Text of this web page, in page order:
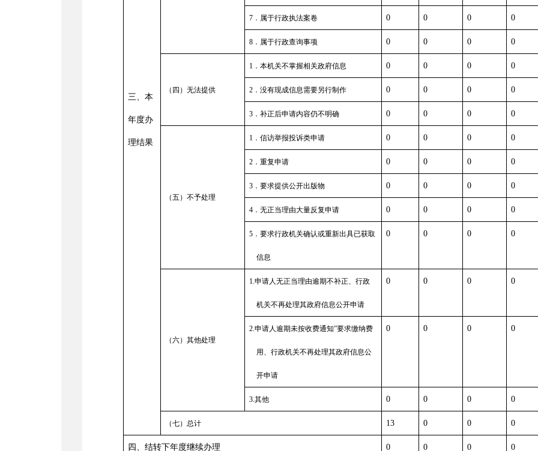
三、本
年度办
理结果
7 ．属于行政执法案卷 0 0 0 0
8 ．属于行政查询事项 0 0 0 0
（四）无法提供
1 ．本机关不掌握相关政府信息 0 0 0 0
2 ．没有现成信息需要另行制作 0 0 0 0
3 ．补正后申请内容仍不明确 0 0 0 0
（五）不予处理
1 ．信访举报投诉类申请 0 0 0 0
2 ．重复申请 0 0 0 0
3 ．要求提供公开出版物 0 0 0 0
4 ．无正当理由大量反复申请 0 0 0 0
5 ．要求行政机关确认或重新出具已获取
信息
0 0 0 0
（六）其他处理
1.申请人无正当理由逾期不补正、行政
机关不再处理其政府信息公开申请
0 0 0 0
2.申请人逾期未按收费通知”要求缴纳费
用、行政机关不再处理其政府信息公
开申请
0 0 0 0
3.其他 0 0 0 0
（七）总计 13 0 0 0
四、结转下年度继续办理 0 0 0 0